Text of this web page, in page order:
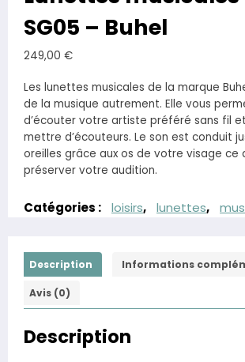
SG05 – Buhel
249,00 €
Les lunettes musicales de la marque
de la musique autrement. Elle vous
d’écouter votre artiste préféré sans fil
mettre d’écouteurs. Le son est conduit
oreilles grâce aux os de votre visage ce
préserver votre audition.
Catégories : loisirs, lunettes,
Description Informations
Avis (0)
Description